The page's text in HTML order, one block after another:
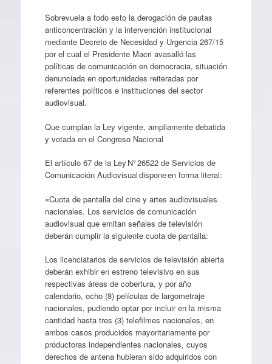
Sobrevuela a todo esto la derogación de pautas
anticoncentración y la intervención institucional
mediante Decreto de Necesidad y Urgencia 267/15
por el cual el Presidente Macri avasalló las
políticas de comunicación en democracia, situación
denunciada en oportunidades reiteradas por
referentes políticos e instituciones del sector
audiovisual.
Que cumplan la Ley vigente, ampliamente debatida
y votada en el Congreso Nacional
El artículo 67 de la Ley N° 26522 de Servicios de
Comunicación Audiovisual dispone en forma literal:
«Cuota de pantalla del cine y artes audiovisuales
nacionales. Los servicios de comunicación
audiovisual que emitan señales de televisión
deberán cumplir la siguiente cuota de pantalla:
Los licenciatarios de servicios de televisión abierta
deberán exhibir en estreno televisivo en sus
respectivas áreas de cobertura, y por año
calendario, ocho (8) películas de largometraje
nacionales, pudiendo optar por incluir en la misma
cantidad hasta tres (3) telefilmes nacionales, en
ambos casos producidos mayoritariamente por
productoras independientes nacionales, cuyos
derechos de antena hubieran sido adquiridos con